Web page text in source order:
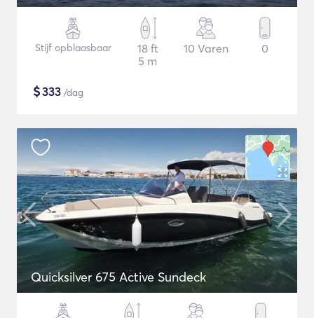
Stijf opblaasbaar
18 ft
5 m
10 Varen 0
$333 /dag
Quicksilver 675 Active Sundeck